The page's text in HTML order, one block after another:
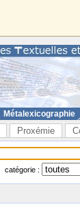
Métalexicographie
Proxémie
catégorie :